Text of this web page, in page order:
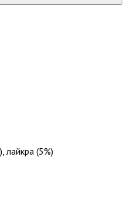
лайкра (5%)